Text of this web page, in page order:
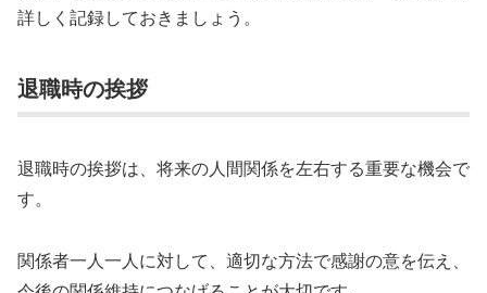
詳しく記録しておきましょう。
退職時の挨拶
退職時の挨拶は、将来の人間関係を左右する重要な機会で
す。
関係者一人一人に対して、適切な方法で感謝の意を伝え、